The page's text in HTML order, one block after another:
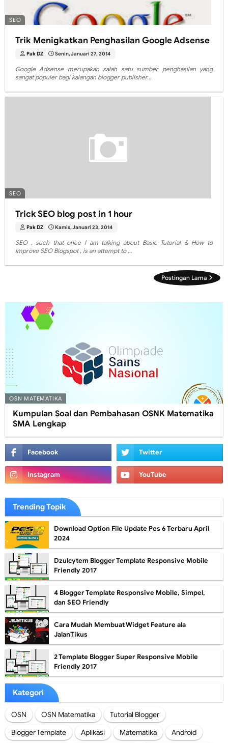
SEO
Trik Menigkatkan Penghasilan Google Adsense
Pak DZ Senin, Januari 27, 2014
Google Adsense merupakan salah satu sumber penghasilan yang
sangat populer bagi kalangan blogger publisher…
SEO
Trick SEO blog post in 1 hour
Pak DZ Kamis, Januari 23, 2014
SEO , such that once I am talking about Basic Tutorial & How to
Improve SEO Blogspot , is an attempt to …
Postingan Lama
OSN MATEMATIKA
Kumpulan Soal dan Pembahasan OSNK Matematika
SMA Lengkap
Trending Topik
Download Option File Update Pes 6 Terbaru April
2024
Dzulcytem Blogger Template Responsive Mobile
Friendly 2017
4 Blogger Template Responsive Mobile, Simpel,
dan SEO Friendly
Cara Mudah Membuat Widget Feature ala
JalanTikus
2 Template Blogger Super Responsive Mobile
Friendly 2017
Kategori
OSN OSN Matematika
Tutorial Blogger
Blogger Template
Aplikasi Matematika
Android